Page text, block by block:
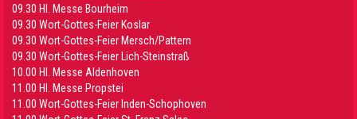
09.30 HI. Messe Bourheim
09.30 Wort-Gottes-Feier Koslar
09.30 Wort-Gottes-Feier Mersch/Pattern
09.30 Wort-Gottes-Feier Lich-Steinstraß
10.00 Hl. Messe Aldenhoven
11.00 Hl. Messe Propstei
11.00 Wort-Gottes-Feier Inden-Schophoven